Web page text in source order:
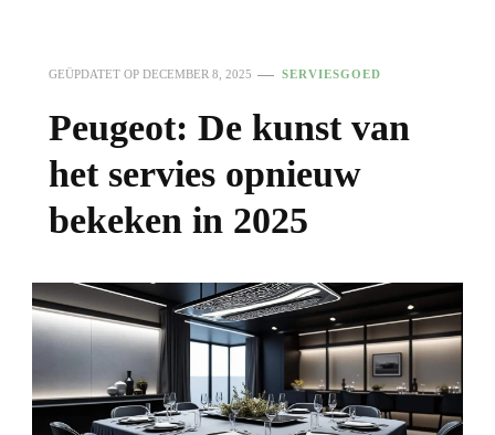
GEÜPDATET OP DECEMBER 8, 2025 SERVIESGOED
Peugeot: De kunst van
het servies opnieuw
bekeken in 2025